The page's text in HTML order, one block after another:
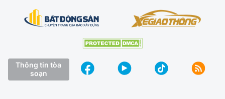
Thông tin tòa
soạn